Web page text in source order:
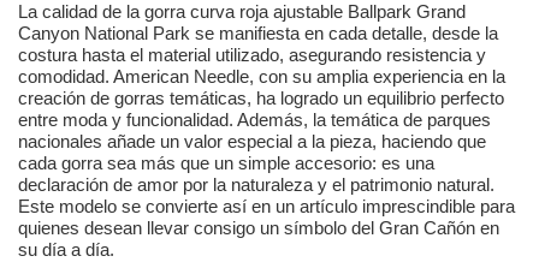
La calidad de la gorra curva roja ajustable Ballpark Grand
Canyon National Park se manifiesta en cada detalle, desde la
costura hasta el material utilizado, asegurando resistencia y
comodidad. American Needle, con su amplia experiencia en la
creación de gorras temáticas, ha logrado un equilibrio perfecto
entre moda y funcionalidad. Además, la temática de parques
nacionales añade un valor especial a la pieza, haciendo que
cada gorra sea más que un simple accesorio: es una
declaración de amor por la naturaleza y el patrimonio natural.
Este modelo se convierte así en un artículo imprescindible para
quienes desean llevar consigo un símbolo del Gran Cañón en
su día a día.